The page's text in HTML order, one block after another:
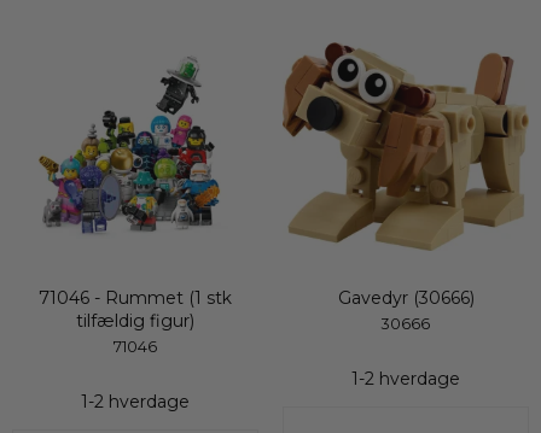
71046 - Rummet (1 stk
tilfældig figur)
71046
1-2 hverdage
Gavedyr (30666)
30666
1-2 hverdage